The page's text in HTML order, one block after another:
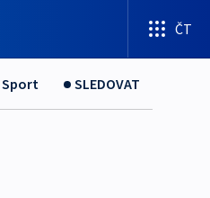
ČT
Sport SLEDOVAT